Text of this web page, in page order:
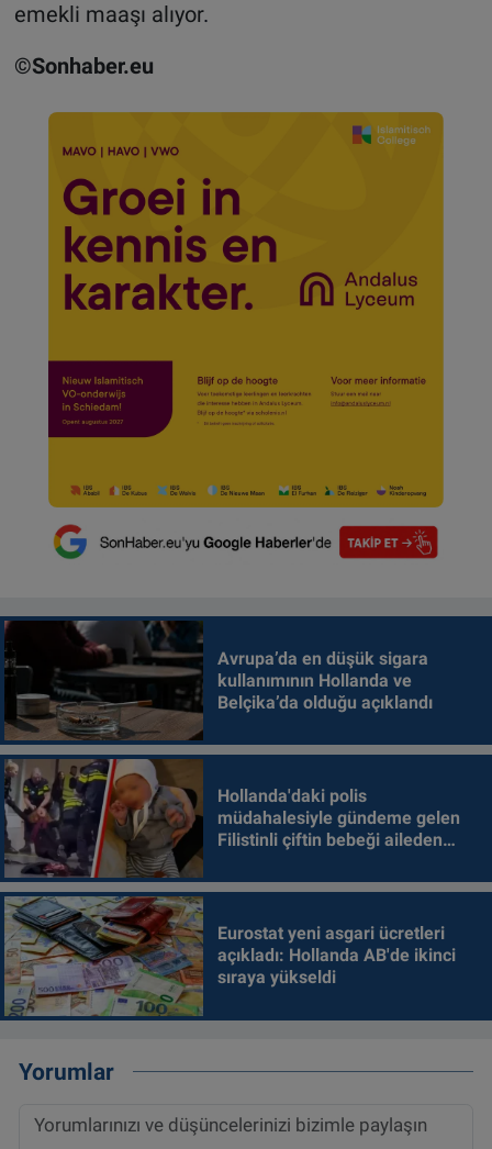
emekli maaşı alıyor.
©Sonhaber.eu
Avrupa’da en düşük sigara
kullanımının Hollanda ve
Belçika’da olduğu açıklandı
Hollanda'daki polis
müdahalesiyle gündeme gelen
Filistinli çiftin bebeği aileden
Eurostat yeni asgari ücretleri
açıkladı: Hollanda AB'de ikinci
sıraya yükseldi
Yorumlar